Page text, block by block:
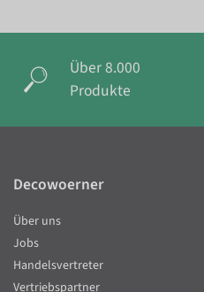
Über 8.000
Produkte
Decowoerner
Über uns
Jobs
Handelsvertreter
Vertriebspartner